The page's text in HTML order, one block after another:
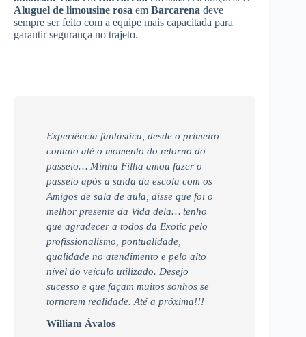
Aluguel de limousine rosa em Barcarena deve
sempre ser feito com a equipe mais capacitada para
garantir segurança no trajeto.
Experiência fantástica, desde o primeiro
contato até o momento do retorno do
passeio… Minha Filha amou fazer o
passeio após a saída da escola com os
Amigos de sala de aula, disse que foi o
melhor presente da Vida dela… tenho
que agradecer a todos da Exotic pelo
profissionalismo, pontualidade,
qualidade no atendimento e pelo alto
nível do veículo utilizado. Desejo
sucesso e que façam muitos sonhos se
tornarem realidade. Até a próxima!!!
William Ávalos